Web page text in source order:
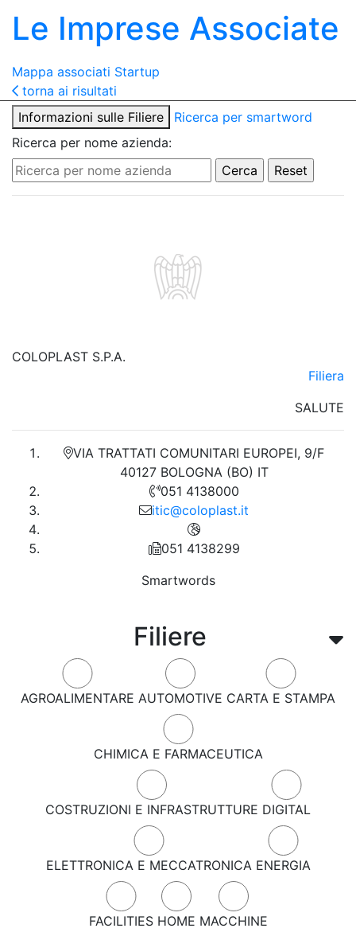
Le Imprese Associate
Mappa associati Startup
torna ai risultati
Informazioni sulle Filiere
Ricerca per smartword
Ricerca per nome azienda:
Filiere
AGROALIMENTARE AUTOMOTIVE CARTA E STAMPA
CHIMICA E FARMACEUTICA
COSTRUZIONI E INFRASTRUTTURE DIGITAL
ELETTRONICA E MECCATRONICA ENERGIA
FACILITIES HOME MACCHINE
COLOPLAST S.P.A.
Filiera
SALUTE
VIA TRATTATI COMUNITARI EUROPEI, 9/F
40127 BOLOGNA (BO) IT
051 4138000
itic@coloplast.it
051 4138299
Smartwords